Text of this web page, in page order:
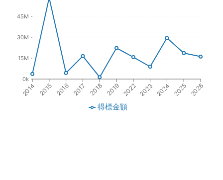
2014 2015 2016 2017 2018 2019 2022 2023 2024 2025 2026
0k
15M
30M
45M
得標金額